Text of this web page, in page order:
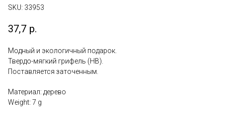
SKU: 33953
37,7 р.
Модный и экологичный подарок.
Твердо-мягкий грифель (HB).
Поставляется заточенным.
Материал: дерево
Weight: 7 g